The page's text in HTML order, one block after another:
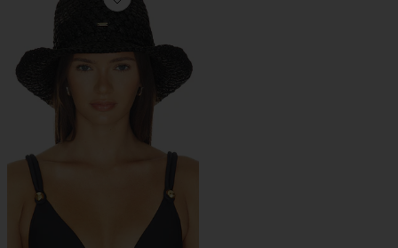
Favorite WINONA カウボーイハット